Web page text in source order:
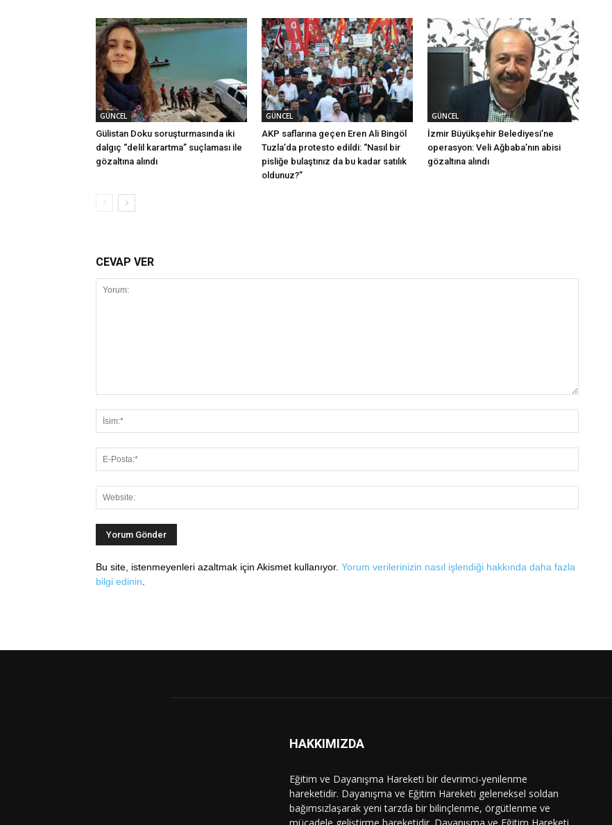
GÜNCEL
Gülistan Doku soruşturmasında iki
dalgıç “delil karartma” suçlaması ile
gözaltına alındı
GÜNCEL
AKP saflarına geçen Eren Ali Bingöl
Tuzla’da protesto edildi: “Nasıl bir
pisliğe bulaştınız da bu kadar satılık
oldunuz?”
GÜNCEL
İzmir Büyükşehir Belediyesi’ne
operasyon: Veli Ağbaba’nın abisi
gözaltına alındı
CEVAP VER
Bu site, istenmeyenleri azaltmak için Akismet kullanıyor. Yorum verilerinizin nasıl işlendiği hakkında daha fazla
bilgi edinin
HAKKIMIZDA
Eğitim ve Dayanışma Hareketi bir devrimci-yenilenme
hareketidir. Dayanışma ve Eğitim Hareketi geleneksel soldan
bağımsızlaşarak yeni tarzda bir bilinçlenme, örgütlenme ve